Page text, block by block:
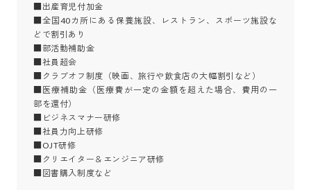
■出産育児付加金
■全国40カ所にある保養施設、レストラン、スポーツ施設な
どで割引あり
■部活動補助金
■社員超会
■クラブオフ制度（映画、旅行や飲食店の大幅割引など）
■医療補助金（医療費が一定の金額を超えた場合、費用の一
部を還付）
■ビジネスマナー研修
■社員力向上研修
■OJT研修
■クリエイター＆エンジニア研修
■図書購入制度など